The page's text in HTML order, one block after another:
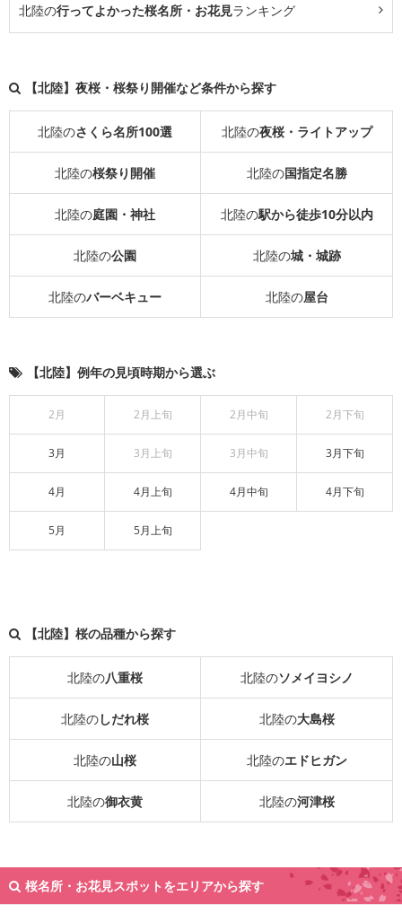
北陸の行ってよかった桜名所・お花見ランキング
【北陸】夜桜・桜祭り開催など条件から探す
北陸のさくら名所100選 北陸の夜桜・ライトアップ
北陸の桜祭り開催 北陸の国指定名勝
北陸の庭園・神社 北陸の駅から徒歩10分以内
北陸の公園 北陸の城・城跡
北陸のバーベキュー 北陸の屋台
【北陸】例年の見頃時期から選ぶ
2月 2月上旬 2月中旬 2月下旬
3月 3月上旬 3月中旬 3月下旬
4月 4月上旬 4月中旬 4月下旬
5月 5月上旬
【北陸】桜の品種から探す
北陸の八重桜 北陸のソメイヨシノ
北陸のしだれ桜 北陸の大島桜
北陸の山桜 北陸のエドヒガン
北陸の御衣黄 北陸の河津桜
桜名所・お花見スポットをエリアから探す